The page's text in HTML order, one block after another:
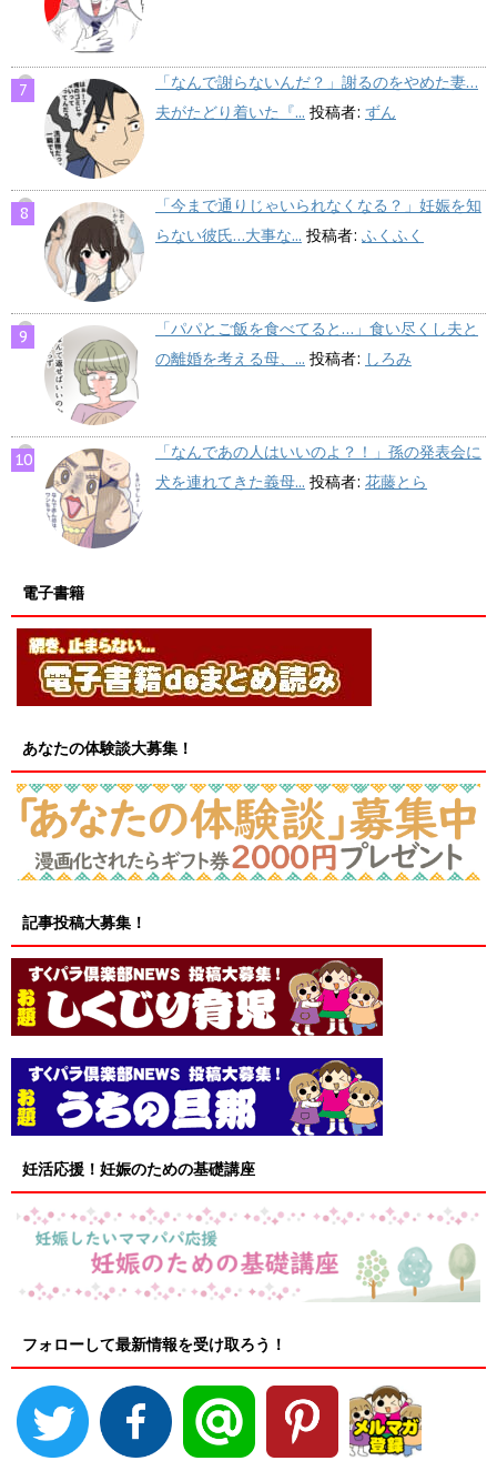
「なんで謝らないんだ？」謝るのをやめた妻…
夫がたどり着いた『... 投稿者: ずん
「今まで通りじゃいられなくなる？」妊娠を知
らない彼氏…大事な... 投稿者: ふくふく
「パパとご飯を食べてると…」食い尽くし夫と
の離婚を考える母、... 投稿者: しろみ
「なんであの人はいいのよ？！」孫の発表会に
犬を連れてきた義母... 投稿者: 花藤とら
電子書籍
あなたの体験談大募集！
記事投稿大募集！
妊活応援！妊娠のための基礎講座
フォローして最新情報を受け取ろう！